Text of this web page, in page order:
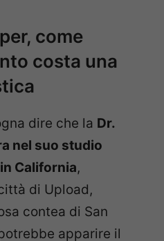
come
costa una
dire che la Dr.
nel suo studio
California,
di Upload,
contea di San
apparire il